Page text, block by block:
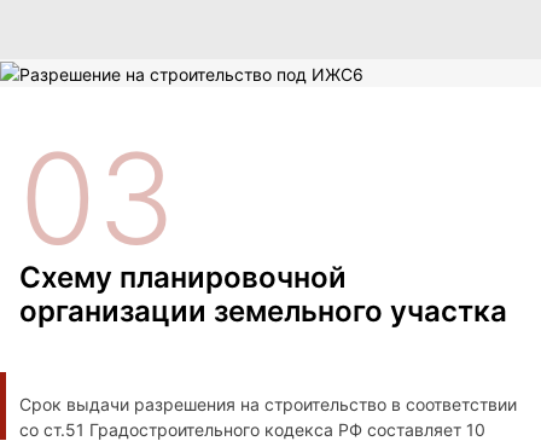
03
Схему планировочной
организации земельного участка
Срок выдачи разрешения на строительство в соответствии
со ст.51 Градостроительного кодекса РФ составляет 10